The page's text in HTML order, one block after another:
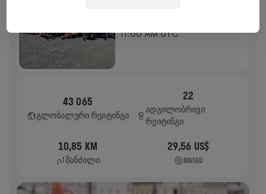
11:00 AM UTC
43 065
ᲒᲚᲝᲑᲐᲚᲣᲠᲘ ᲠᲔᲘᲢᲘᲜᲒᲘ
22
ᲐᲓᲒᲘᲚᲝᲑᲠᲘᲕᲘ
ᲠᲔᲘᲢᲘᲜᲒᲘ
10,85 KM
ᲛᲐᲜᲫᲘᲚᲘ
29,56 US$
RAISED